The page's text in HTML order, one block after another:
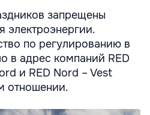
запрещены
электроэнергии.
по регулированию в
в адрес компаний RED
и RED Nord – Vest
отношении.